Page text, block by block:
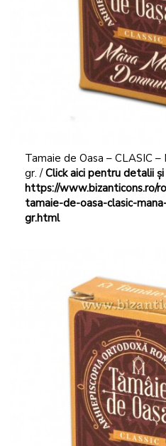
Tamaie de Oasa – CLASIC
gr. /Click aici pentru detalii și
https://www.bizanticons.ro/
tamaie-de-oasa-clasic-
gr.html